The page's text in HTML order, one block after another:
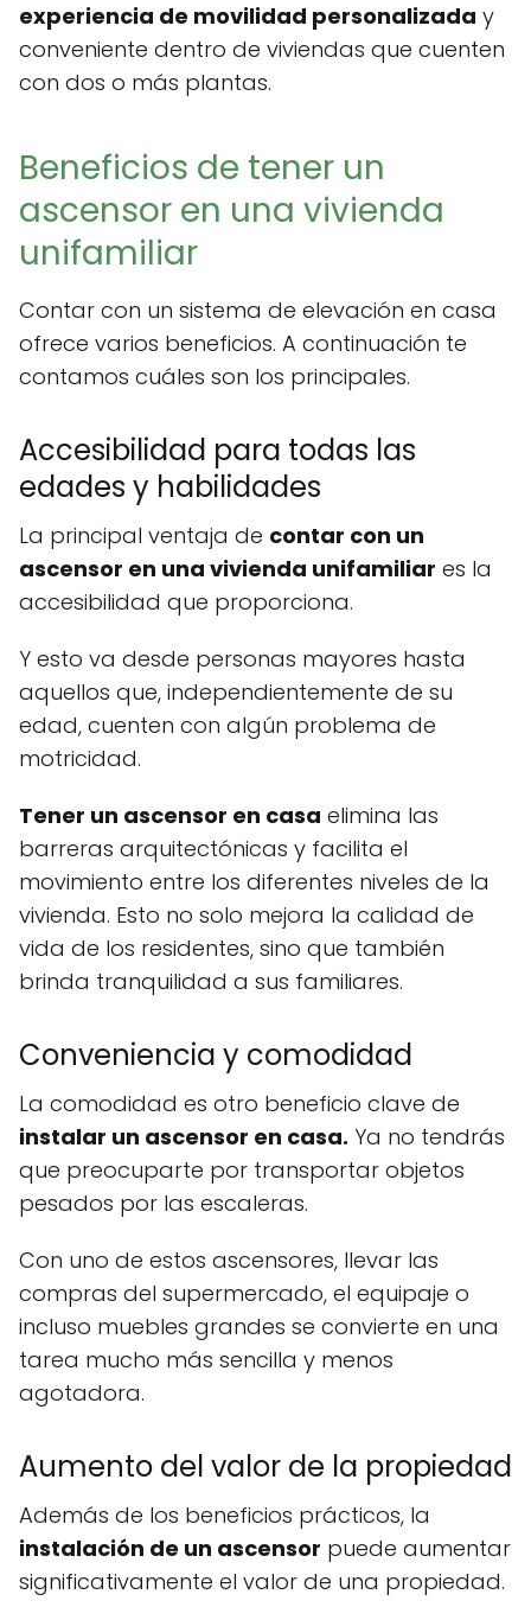
experiencia de movilidad personalizada y
conveniente dentro de viviendas que cuenten
con dos o más plantas.
Beneficios de tener un
ascensor en una vivienda
unifamiliar
Contar con un sistema de elevación en casa
ofrece varios beneficios. A continuación te
contamos cuáles son los principales.
Accesibilidad para todas las
edades y habilidades
La principal ventaja de contar con un
ascensor en una vivienda unifamiliar es la
accesibilidad que proporciona.
Y esto va desde personas mayores hasta
aquellos que, independientemente de su
edad, cuenten con algún problema de
motricidad.
Tener un ascensor en casa elimina las
barreras arquitectónicas y facilita el
movimiento entre los diferentes niveles de la
vivienda. Esto no solo mejora la calidad de
vida de los residentes, sino que también
brinda tranquilidad a sus familiares.
Conveniencia y comodidad
La comodidad es otro beneficio clave de
instalar un ascensor en casa. Ya no tendrás
que preocuparte por transportar objetos
pesados por las escaleras.
Con uno de estos ascensores, llevar las
compras del supermercado, el equipaje o
incluso muebles grandes se convierte en una
tarea mucho más sencilla y menos
agotadora.
Aumento del valor de la propiedad
Además de los beneficios prácticos, la
instalación de un ascensor puede aumentar
significativamente el valor de una propiedad.